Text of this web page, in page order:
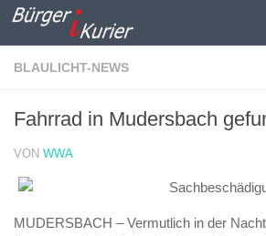
Zum Inhalt springen
BLAULICHT-NEWS
Fahrrad in Mudersbach
VON WWA
MUDERSBACH – Vermutlich in der